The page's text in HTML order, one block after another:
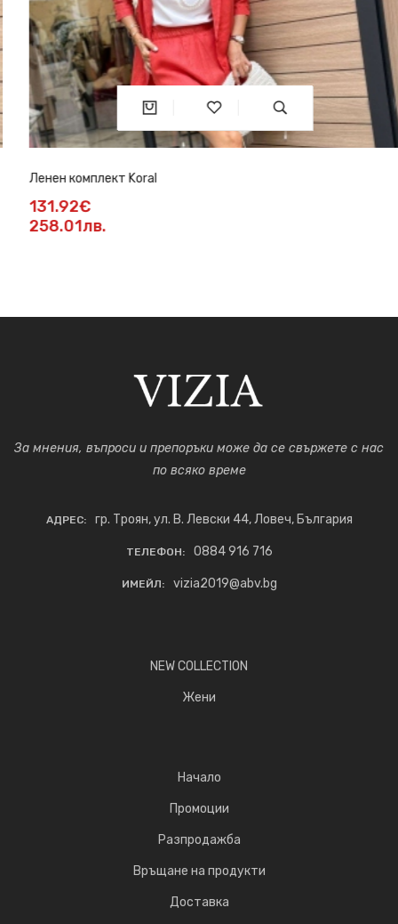
Ленен комплект Koral
131.92€
258.01лв.
За мнения, въпроси и препоръки може да се свържете с нас
по всяко време
АДРЕС: гр. Троян, ул. В. Левски 44, Ловеч, България
ТЕЛЕФОН: 0884 916 716
ИМЕЙЛ: vizia2019@abv.bg
NEW COLLECTION
Жени
Начало
Промоции
Разпродажба
Връщане на продукти
Доставка